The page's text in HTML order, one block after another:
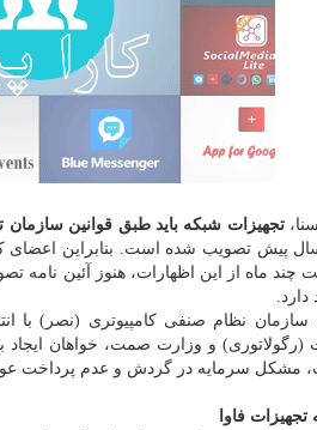
تجهیزات شبکه باید طبق قوانین سازمان
ای انجام می شود که ۱۳ سال پیش تصویب شده است.
چند ماه از این اظهارات، هنوز آئین
سازمان نظام صنفی کامپیوتری (نصر) با
و وزارت صمت، خواهان ایجاد
مشکل سرمایه در گردش و عدم
فاوا